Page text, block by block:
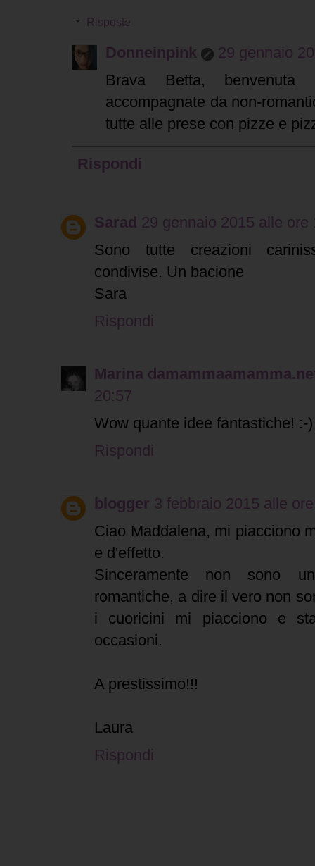
Risposte
Donneinpink
29 gennaio
Brava Betta,
accompagnate da non-
tutte alle prese con pizze e
Rispondi
Sarad 29 gennaio 2015 alle ore
Sono tutte creazioni
condivise. Un bacione
Sara
Rispondi
Marina
20:57
Wow quante idee fantastiche! :-)
Rispondi
blogger 3 febbraio 2015 alle
Ciao Maddalena, mi piacciono
e d'effetto.
Sinceramente non sono
romantiche, a dire il vero non
i cuoricini mi piacciono e
occasioni.
A prestissimo!!!
Laura
Rispondi